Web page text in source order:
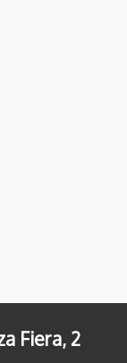
Fiera, 2